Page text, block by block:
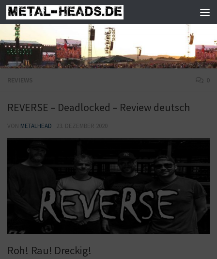
Zum Inhalt springen
REVIEWS 0
REVERSE – Deadlocked – Review deutsch
VON METALHEAD 23. DEZEMBER 2020
Roh! Rau! Dreckig!